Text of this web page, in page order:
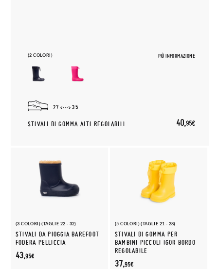
(2 COLORI) PIÙ INFORMAZIONE
27 35
STIVALI DI GOMMA ALTI REGOLABILI 40,95€
(3 COLORI) (TAGLIE 22 - 32)
STIVALI DA PIOGGIA BAREFOOT
FODERA PELLICCIA
43,95€
(5 COLORI) (TAGLIE 21 - 28)
STIVALI DI GOMMA PER
BAMBINI PICCOLI IGOR BORDO
REGOLABILE
37,95€